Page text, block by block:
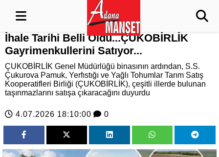
İhale Tarihi Belli Oldu...ÇUKOBİRLİK
Gayrimenkullerini Satıyor...
ÇUKOBİRLİK Genel Müdürlüğü binasının ardından, S.S.
Çukurova Pamuk, Yerfıstığı ve Yağlı Tohumlar Tarım Satış
Kooperatifleri Birliği (ÇUKOBİRLİK), çeşitli illerde bulunan
taşınmazlarını satışa çıkaracağını duyurdu
4.07.2026 18:10:00 0